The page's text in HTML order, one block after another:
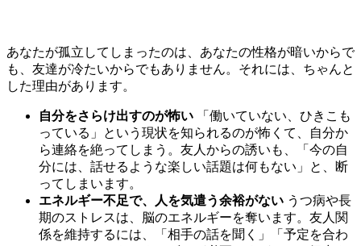
あなたが孤立してしまったのは、あなたの性格が暗いからで
も、友達が冷たいからでもありません。それには、ちゃんと
した理由があります。
自分をさらけ出すのが怖い 「働いていない、ひきこも
っている」という現状を知られるのが怖くて、自分か
ら連絡を絶ってしまう。友人からの誘いも、「今の自
分には、話せるような楽しい話題は何もない」と、断
ってしまいます。
エネルギー不足で、人を気遣う余裕がない うつ病や長
期のストレスは、脳のエネルギーを奪います。友人関
係を維持するには、「相手の話を聞く」「予定を合わ